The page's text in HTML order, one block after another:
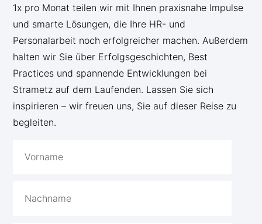
1x pro Monat teilen wir mit Ihnen praxisnahe Impulse
und smarte Lösungen, die Ihre HR- und
Personalarbeit noch erfolgreicher machen. Außerdem
halten wir Sie über Erfolgsgeschichten, Best
Practices und spannende Entwicklungen bei
Strametz auf dem Laufenden. Lassen Sie sich
inspirieren – wir freuen uns, Sie auf dieser Reise zu
begleiten.